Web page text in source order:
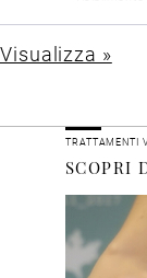
Visualizza »
TRATTAMENTI
SCOPRI